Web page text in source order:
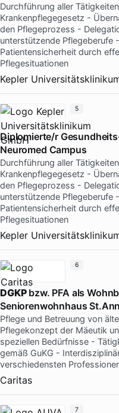
Durchführung aller
Krankenpflegegesetz -
den Pflegeprozess -
unterstützende Pflegeberufe
Patientensicherheit durch
Pflegesituationen
Kepler
Diplomierte/r
Neuromed Campus
Durchführung aller
Krankenpflegegesetz -
den Pflegeprozess -
unterstützende Pflegeberufe
Patientensicherheit durch
Pflegesituationen
Kepler
5
DGKPbzw. PFA als
Seniorenwohnhaus
Pflege und Betreuung von
Pflegekonzept der Mäeutik
speziellen Bedürfnisse -
gemäß GuKG -
verschiedensten
Caritas
6
7